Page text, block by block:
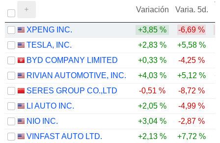
Variación Varia. 5d.
XPENG INC. +3,85 % -6,69 %
TESLA, INC.
+2,83 % +5,58 %
BYD COMPANY LIMITED
+0,33 % -4,25 %
RIVIAN AUTOMOTIVE, INC.
+4,03 % +5,12 %
SERES GROUP CO.,LTD
-0,51 % -8,72 %
LI AUTO INC.
+2,05 % -4,99 %
NIO INC.
+3,04 % -2,87 %
VINFAST AUTO LTD.
+2,13 % +7,72 %